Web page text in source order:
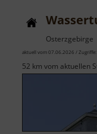
Osterzgebirge
aktuell vom 07.06.2026 /
52 km vom aktuellen